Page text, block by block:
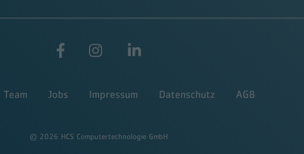
Team Jobs Impressum Datenschutz AGB
© 2026 HCS Computertechnologie GmbH